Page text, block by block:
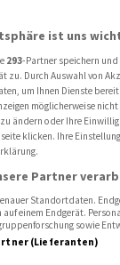
wieder leicht
ist uns
293-Partner speichern und
zu. Durch Auswahl von
um Ihnen Dienste
möglicherweise
ändern oder Ihre
klicken. Ihre
Partner
Standortdaten.
einem Endgerät.
sowie
(Lieferanten)